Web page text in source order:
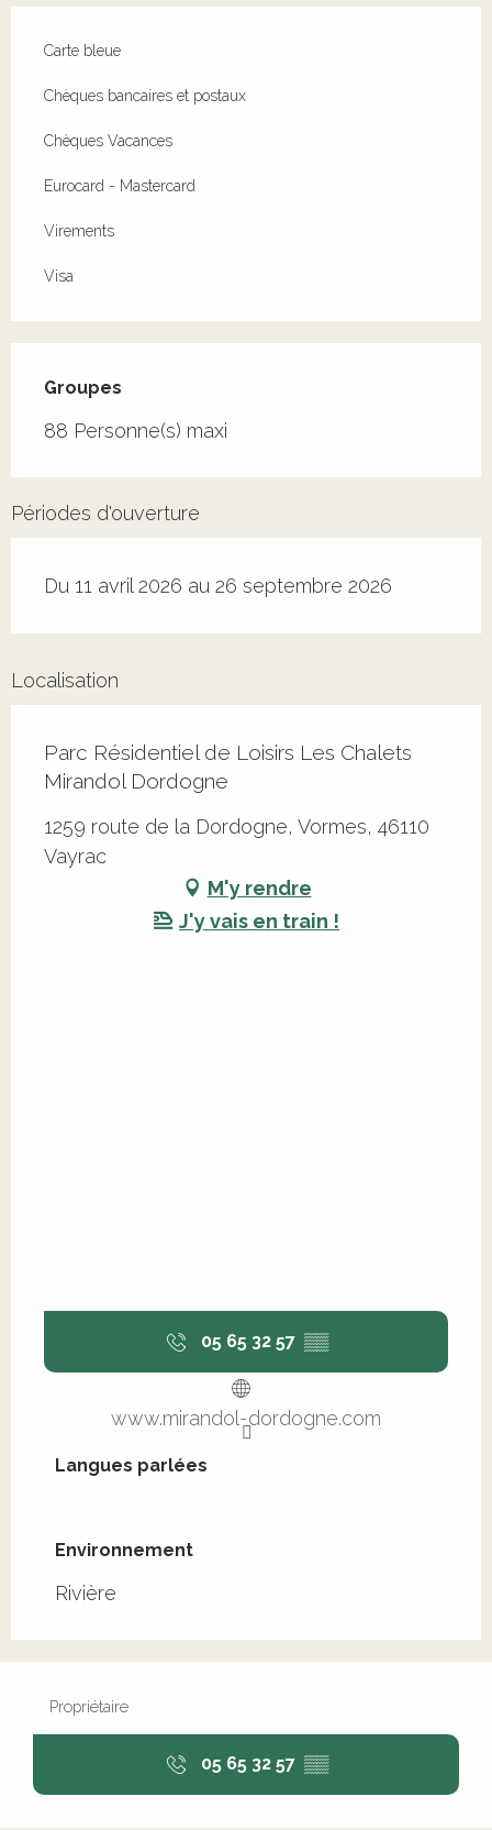
Carte bleue
Chèques bancaires et postaux
Chèques Vacances
Eurocard - Mastercard
Virements
Visa
Groupes
Groupes
88 Personne(s) maxi
Périodes d'ouverture
Du 11 avril 2026 au 26 septembre 2026
Localisation
Parc Résidentiel de Loisirs Les Chalets
Mirandol Dordogne
1259 route de la Dordogne, Vormes, 46110
Vayrac
M'y rendre
J'y vais en train !
05 65 32 57 ▒▒
www.mirandol-dordogne.com
Langues parlées
Langues parlées
Environnement
Environnement
Rivière
Propriétaire
05 65 32 57 ▒▒